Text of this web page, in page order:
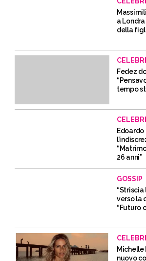
a
della
Fedez
tempo
Edoardo
26 anni”
GOSSIP
“Striscia
verso la
“Futuro
Michelle
nuovo